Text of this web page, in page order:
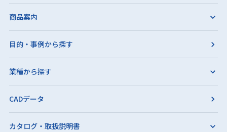
商品案内
目的・事例から探す
業種から探す
CADデータ
カタログ・取扱説明書